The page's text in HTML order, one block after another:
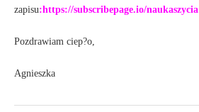
zapisu:https://subscribepage.io/naukaszycia
Pozdrawiam ciep?o,
Agnieszka